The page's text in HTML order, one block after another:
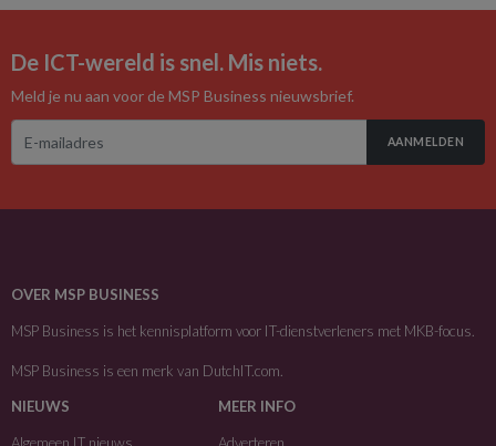
De ICT-wereld is snel. Mis niets.
Meld je nu aan voor de MSP Business nieuwsbrief.
AANMELDEN
OVER MSP BUSINESS
MSP Business is het kennisplatform voor IT-dienstverleners met MKB-focus.
MSP Business is een merk van DutchIT.com.
NIEUWS
MEER INFO